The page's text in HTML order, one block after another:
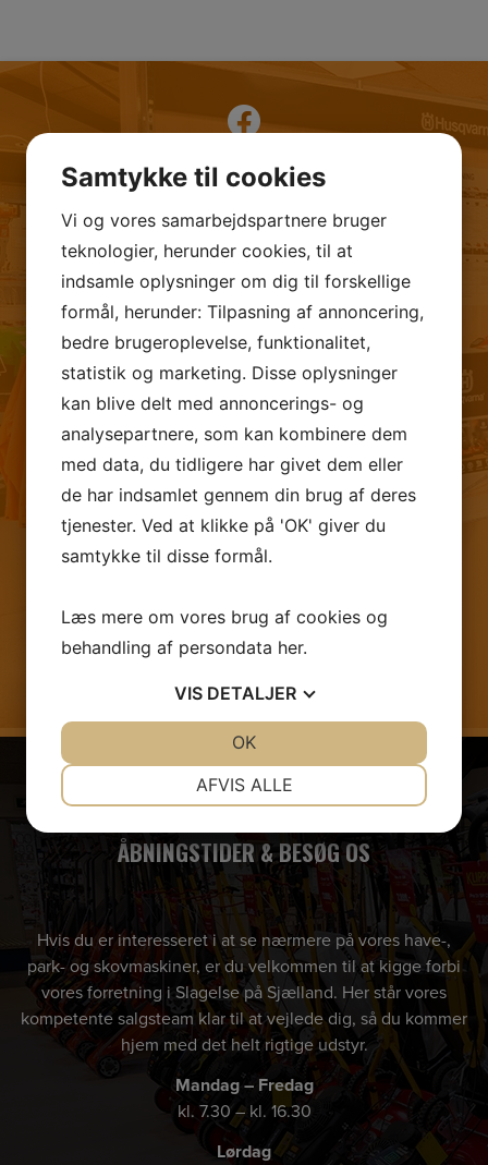
FØLG OS PÅ FACEBOOK
ÅBNINGSTIDER & BESØG OS
Hvis du er interesseret i at se nærmere på vores have-,
park- og skovmaskiner, er du velkommen til at kigge forbi
vores forretning i Slagelse på Sjælland. Her står vores
kompetente salgsteam klar til at vejlede dig, så du kommer
hjem med det helt rigtige udstyr.
Mandag – Fredag
kl. 7.30 – kl. 16.30
Lørdag
Samtykke til cookies
Vi og vores samarbejdspartnere bruger
teknologier, herunder cookies, til at
indsamle oplysninger om dig til forskellige
formål, herunder: Tilpasning af annoncering,
bedre brugeroplevelse, funktionalitet,
statistik og marketing. Disse oplysninger
kan blive delt med annoncerings- og
analysepartnere, som kan kombinere dem
med data, du tidligere har givet dem eller
de har indsamlet gennem din brug af deres
tjenester. Ved at klikke på 'OK' giver du
samtykke til disse formål.
Læs mere om vores brug af cookies og
behandling af persondata her.
VIS DETALJER
MARKETING STATISTIK
AFVIS ALLE
OK